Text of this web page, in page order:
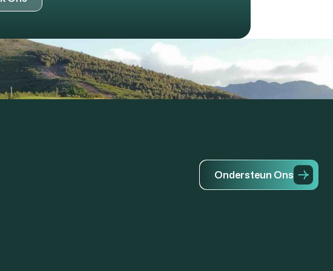
Ondersteun Ons